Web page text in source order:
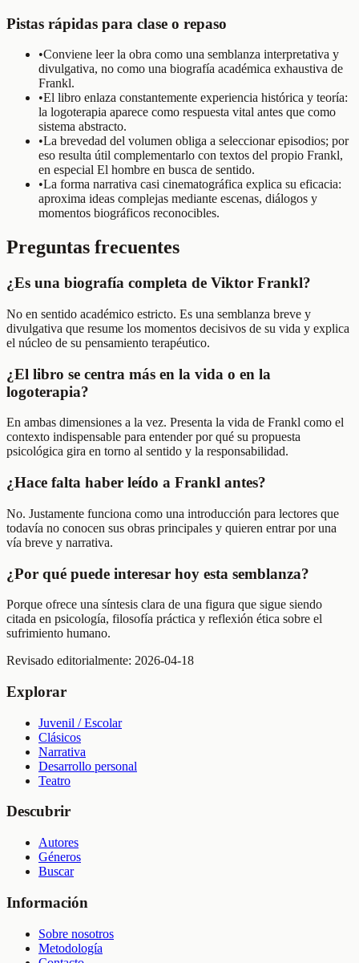
Pistas rápidas para clase o repaso
•Conviene leer la obra como una semblanza interpretativa y
divulgativa, no como una biografía académica exhaustiva de
Frankl.
•El libro enlaza constantemente experiencia histórica y teoría:
la logoterapia aparece como respuesta vital antes que como
sistema abstracto.
•La brevedad del volumen obliga a seleccionar episodios; por
eso resulta útil complementarlo con textos del propio Frankl,
en especial El hombre en busca de sentido.
•La forma narrativa casi cinematográfica explica su eficacia:
aproxima ideas complejas mediante escenas, diálogos y
momentos biográficos reconocibles.
Preguntas frecuentes
¿Es una biografía completa de Viktor Frankl?
No en sentido académico estricto. Es una semblanza breve y
divulgativa que resume los momentos decisivos de su vida y explica
el núcleo de su pensamiento terapéutico.
¿El libro se centra más en la vida o en la
logoterapia?
En ambas dimensiones a la vez. Presenta la vida de Frankl como el
contexto indispensable para entender por qué su propuesta
psicológica gira en torno al sentido y la responsabilidad.
¿Hace falta haber leído a Frankl antes?
No. Justamente funciona como una introducción para lectores que
todavía no conocen sus obras principales y quieren entrar por una
vía breve y narrativa.
¿Por qué puede interesar hoy esta semblanza?
Porque ofrece una síntesis clara de una figura que sigue siendo
citada en psicología, filosofía práctica y reflexión ética sobre el
sufrimiento humano.
Revisado editorialmente: 2026-04-18
Explorar
Juvenil / Escolar
Clásicos
Narrativa
Desarrollo personal
Teatro
Descubrir
Autores
Géneros
Buscar
Información
Sobre nosotros
Metodología